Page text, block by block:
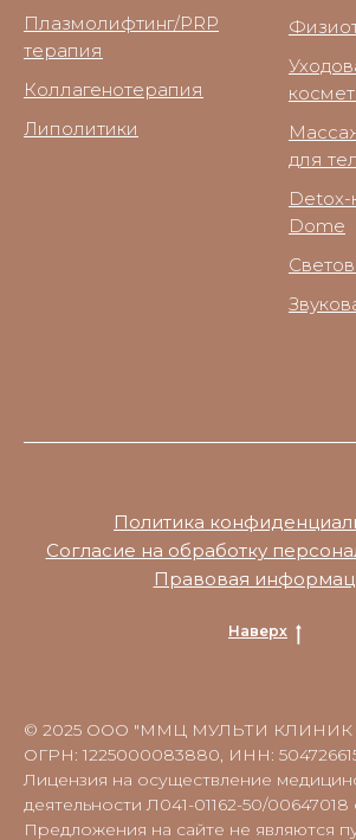
Плазмолифтинг/PRP
терапия
Коллагенотерапия
Липолитики
для
Detox-
Dome
Политика
Согласие на обработку
Правовая
Наверх
© 2025 ООО "ММЦ МУЛЬТИ КЛИНИК
ОГРН: 1225000083880, ИНН:
Лицензия на осуществление
деятельности Л041-01162-50/00647018
Предложения на сайте не являются